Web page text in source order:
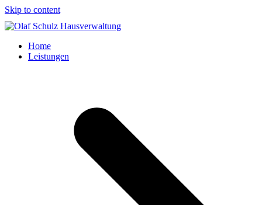
Skip to content
Home
Leistungen